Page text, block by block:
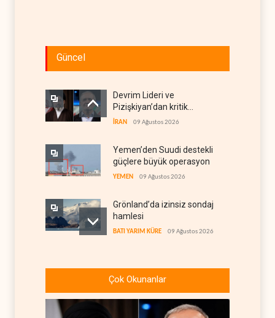
Güncel
Devrim Lideri ve
Pizişkiyan’dan kritik
görüşme
İRAN 09 Ağustos 2026
Yemen’den Suudi destekli
güçlere büyük operasyon
YEMEN 09 Ağustos 2026
Grönland’da izinsiz sondaj
hamlesi
BATI YARIM KÜRE 09 Ağustos 2026
rağmen direnişini
sürdürecek’
Yemen, Aramco’yu vurdu
Çok Okunanlar